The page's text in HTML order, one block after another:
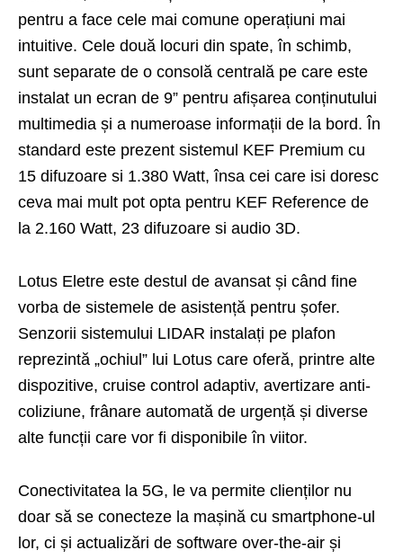
pentru a face cele mai comune operațiuni mai
intuitive. Cele două locuri din spate, în schimb,
sunt separate de o consolă centrală pe care este
instalat un ecran de 9” pentru afișarea conținutului
multimedia și a numeroase informații de la bord. În
standard este prezent sistemul KEF Premium cu
15 difuzoare si 1.380 Watt, însa cei care isi doresc
ceva mai mult pot opta pentru KEF Reference de
la 2.160 Watt, 23 difuzoare si audio 3D.
Lotus Eletre este destul de avansat și când fine
vorba de sistemele de asistență pentru șofer.
Senzorii sistemului LIDAR instalați pe plafon
reprezintă „ochiul” lui Lotus care oferă, printre alte
dispozitive, cruise control adaptiv, avertizare anti-
coliziune, frânare automată de urgență și diverse
alte funcții care vor fi disponibile în viitor.
Conectivitatea la 5G, le va permite clienților nu
doar să se conecteze la mașină cu smartphone-ul
lor, ci și actualizări de software over-the-air și